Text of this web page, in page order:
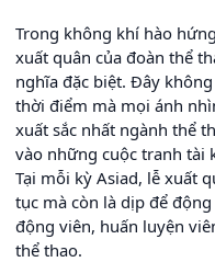
Trong không khí hào
xuất quân của đoàn thể
nghĩa đặc biệt. Đây
thời điểm mà mọi ánh
xuất sắc nhất ngành thể
vào những cuộc tranh tài
Tại mỗi kỳ Asiad, lễ xuất
tục mà còn là dịp để
động viên, huấn luyện
thể thao.